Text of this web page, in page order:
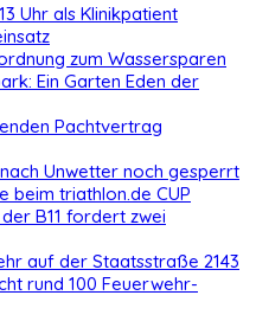
Uhr als Klinikpatient
zum Wassersparen
Ein Garten Eden der
Pachtvertrag
Unwetter noch gesperrt
beim triathlon.de CUP
B11 fordert zwei
auf der Staatsstraße 2143
rund 100 Feuerwehr-